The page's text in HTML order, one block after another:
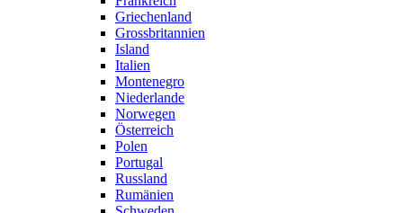
Griechenland
Grossbritannien
Island
Italien
Montenegro
Niederlande
Norwegen
Österreich
Polen
Portugal
Russland
Rumänien